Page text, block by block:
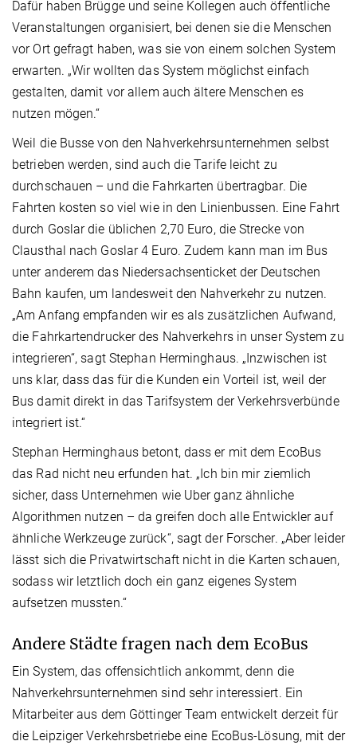
Dafür haben Brügge und seine Kollegen auch öffentliche
Veranstaltungen organisiert, bei denen sie die Menschen
vor Ort gefragt haben, was sie von einem solchen System
erwarten. „Wir wollten das System möglichst einfach
gestalten, damit vor allem auch ältere Menschen es
nutzen mögen.“
Weil die Busse von den Nahverkehrsunternehmen selbst
betrieben werden, sind auch die Tarife leicht zu
durchschauen – und die Fahrkarten übertragbar. Die
Fahrten kosten so viel wie in den Linienbussen. Eine Fahrt
durch Goslar die üblichen 2,70 Euro, die Strecke von
Clausthal nach Goslar 4 Euro. Zudem kann man im Bus
unter anderem das Niedersachsenticket der Deutschen
Bahn kaufen, um landesweit den Nahverkehr zu nutzen.
„Am Anfang empfanden wir es als zusätzlichen Aufwand,
die Fahrkartendrucker des Nahverkehrs in unser System zu
integrieren“, sagt Stephan Herminghaus. „Inzwischen ist
uns klar, dass das für die Kunden ein Vorteil ist, weil der
Bus damit direkt in das Tarifsystem der Verkehrsverbünde
integriert ist.“
Stephan Herminghaus betont, dass er mit dem EcoBus
das Rad nicht neu erfunden hat. „Ich bin mir ziemlich
sicher, dass Unternehmen wie Uber ganz ähnliche
Algorithmen nutzen – da greifen doch alle Entwickler auf
ähnliche Werkzeuge zurück“, sagt der Forscher. „Aber leider
lässt sich die Privatwirtschaft nicht in die Karten schauen,
sodass wir letztlich doch ein ganz eigenes System
aufsetzen mussten.“
Andere Städte fragen nach dem EcoBus
Ein System, das offensichtlich ankommt, denn die
Nahverkehrsunternehmen sind sehr interessiert. Ein
Mitarbeiter aus dem Göttinger Team entwickelt derzeit für
die Leipziger Verkehrsbetriebe eine EcoBus-Lösung, mit der